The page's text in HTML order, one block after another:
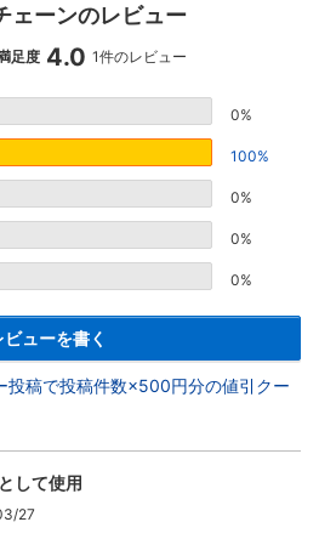
ェーンのレビュー
4
足度 4.0 1件のレビュー
0%
100%
0%
0%
0%
ビューを書く
投稿で投稿件数×500円分の値引クー
して使用
4
27